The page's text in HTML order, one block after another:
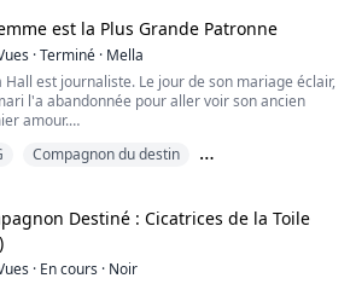
sachent à qui tu appartiens," dit Drake,
son rythme.
est la Plus Grande Patronne
·Terminé · Mella
Hall est journaliste. Le jour de son mariage éclair,
l'a abandonnée pour aller voir son ancien
amour.
l'assistait à ses côtés : "La reine de l'info,
tendance de demain. Je te garantis que tu seras
Compagnon du destin
Destiné : Cicatrices de la Toile
· En cours · Noir